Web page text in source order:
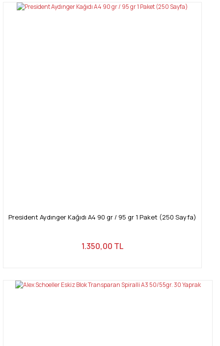
President Aydınger Kağıdı A4 90 gr / 95 gr 1 Paket (250 Sayfa)
1.350,00 TL